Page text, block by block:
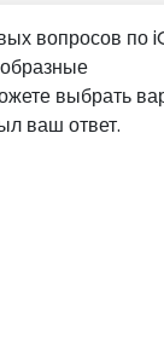
вопросов по
выбрать
ваш ответ.